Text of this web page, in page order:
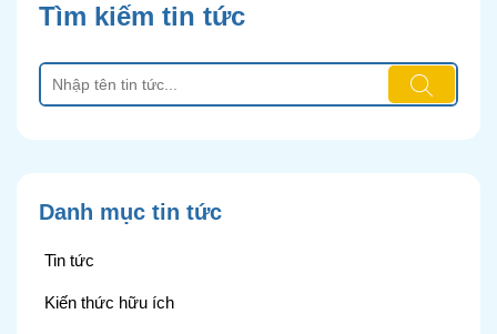
Tìm kiếm tin tức
Danh mục tin tức
Tin tức
Kiến thức hữu ích